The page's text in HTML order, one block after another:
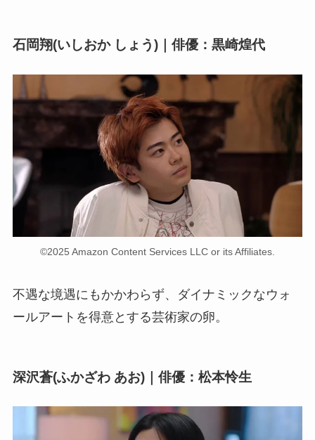
石岡翔(いしおか しょう)｜俳優：黒崎煌代
©2025 Amazon Content Services LLC or its Affiliates.
不遇な境遇にもかかわらず、ダイナミックなウォ
ールアートを得意とする芸術家の卵。
深沢蒼(ふかざわ あお)｜俳優：松本怜生